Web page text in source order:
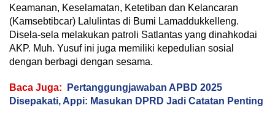
Keamanan, Keselamatan, Ketetiban dan Kelancaran
(Kamsebtibcar) Lalulintas di Bumi Lamaddukkelleng.
Disela-sela melakukan patroli Satlantas yang dinahkodai
AKP. Muh. Yusuf ini juga memiliki kepedulian sosial
dengan berbagi dengan sesama.
Baca Juga:
Pertanggungjawaban APBD 2025
Disepakati, Appi: Masukan DPRD Jadi Catatan Penting